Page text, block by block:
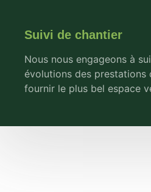
Suivi de chantier
Nous nous engageons à
évolutions des prestations
fournir le plus bel espace